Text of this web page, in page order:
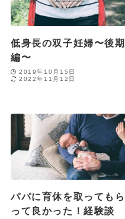
低身長の双子妊婦〜後期
編〜
2019年10月15日
2022年11月12日
パパに育休を取ってもら
って良かった！経験談